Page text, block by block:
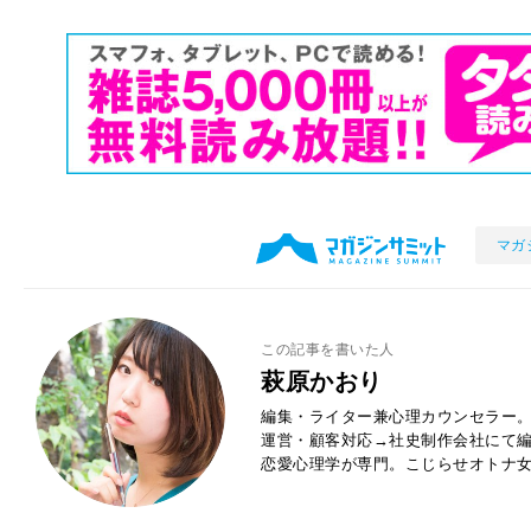
マガ
この記事を書いた人
萩原かおり
編集・ライター兼心理カウンセラー
運営・顧客対応→社史制作会社にて
恋愛心理学が専門。こじらせオトナ